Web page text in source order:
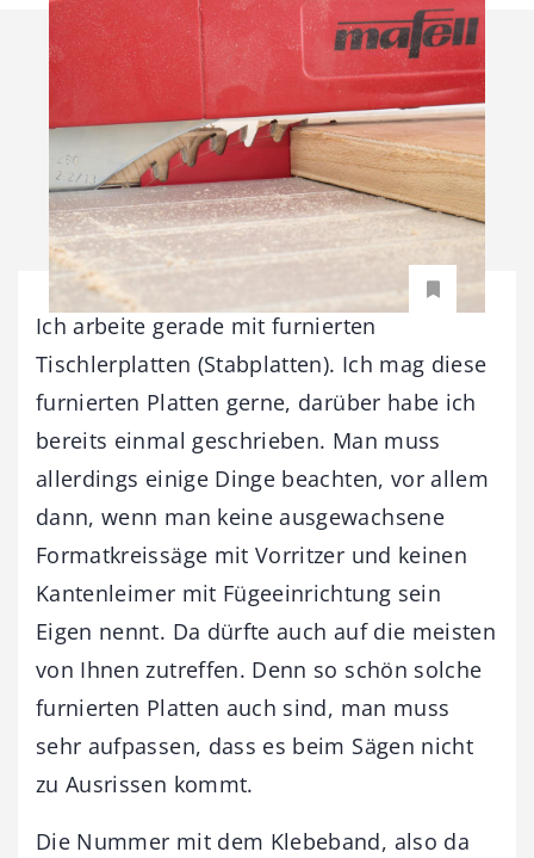
Ich arbeite gerade mit furnierten
Tischlerplatten (Stabplatten). Ich mag diese
furnierten Platten gerne, darüber habe ich
bereits einmal geschrieben. Man muss
allerdings einige Dinge beachten, vor allem
dann, wenn man keine ausgewachsene
Formatkreissäge mit Vorritzer und keinen
Kantenleimer mit Fügeeinrichtung sein
Eigen nennt. Da dürfte auch auf die meisten
von Ihnen zutreffen. Denn so schön solche
furnierten Platten auch sind, man muss
sehr aufpassen, dass es beim Sägen nicht
zu Ausrissen kommt.
Die Nummer mit dem Klebeband, also da